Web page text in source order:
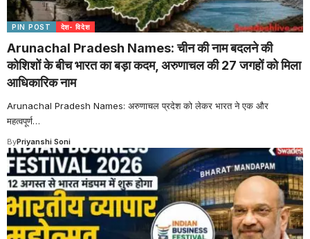
PIN POST देश- विदेश
Arunachal Pradesh Names: चीन की नाम बदलने की
कोशिशों के बीच भारत का बड़ा कदम, अरुणाचल की 27 जगहों को मिला
आधिकारिक नाम
Arunachal Pradesh Names: अरुणाचल प्रदेश को लेकर भारत ने एक और
महत्वपूर्ण…
ByPriyanshi Soni